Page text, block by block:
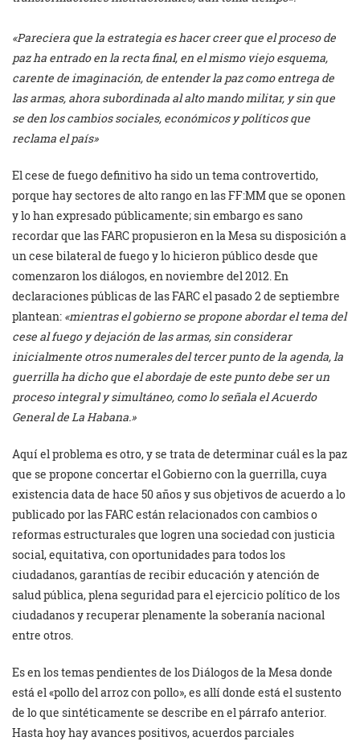
«Pareciera que la estrategia es hacer creer que el proceso de
paz ha entrado en la recta final, en el mismo viejo esquema,
carente de imaginación, de entender la paz como entrega de
las armas, ahora subordinada al alto mando militar, y sin que
se den los cambios sociales, económicos y políticos que
reclama el país»
El cese de fuego definitivo ha sido un tema controvertido,
porque hay sectores de alto rango en las FF:MM que se oponen
y lo han expresado públicamente; sin embargo es sano
recordar que las FARC propusieron en la Mesa su disposición a
un cese bilateral de fuego y lo hicieron público desde que
comenzaron los diálogos, en noviembre del 2012. En
declaraciones públicas de las FARC el pasado 2 de septiembre
plantean: «mientras el gobierno se propone abordar el tema del
cese al fuego y dejación de las armas, sin considerar
inicialmente otros numerales del tercer punto de la agenda, la
guerrilla ha dicho que el abordaje de este punto debe ser un
proceso integral y simultáneo, como lo señala el Acuerdo
General de La Habana.»
Aquí el problema es otro, y se trata de determinar cuál es la paz
que se propone concertar el Gobierno con la guerrilla, cuya
existencia data de hace 50 años y sus objetivos de acuerdo a lo
publicado por las FARC están relacionados con cambios o
reformas estructurales que logren una sociedad con justicia
social, equitativa, con oportunidades para todos los
ciudadanos, garantías de recibir educación y atención de
salud pública, plena seguridad para el ejercicio político de los
ciudadanos y recuperar plenamente la soberanía nacional
entre otros.
Es en los temas pendientes de los Diálogos de la Mesa donde
está el «pollo del arroz con pollo», es allí donde está el sustento
de lo que sintéticamente se describe en el párrafo anterior.
Hasta hoy hay avances positivos, acuerdos parciales